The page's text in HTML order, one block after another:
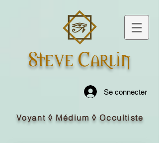
Steve Carlin
Se connecter
Voyant ◊ Médium ◊ Occultiste